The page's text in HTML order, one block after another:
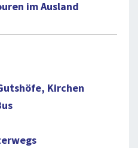
im Ausland
Kirchen